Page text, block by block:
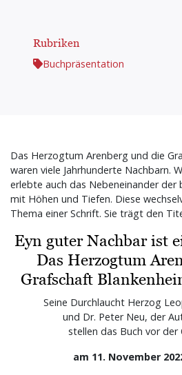
Rubriken
Buchpräsentation
Das Herzogtum Arenberg und die
waren viele Jahrhunderte Nachbarn.
erlebte auch das Nebeneinander
mit Höhen und Tiefen. Diese
Thema einer Schrift. Sie trägt den
Eyn guter Nachbar ist
Das Herzogtum
Grafschaft
Seine Durchlaucht Herzog
und Dr. Peter Neu, der
stellen das Buch vor
am 11. November